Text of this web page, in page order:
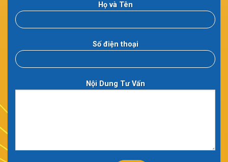
Họ và Tên
Số điện thoại
Nội Dung Tư Vấn